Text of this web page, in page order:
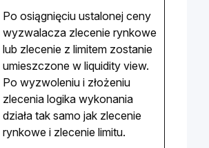
Po osiągnięciu ustalonej ceny
wyzwalacza zlecenie rynkowe
lub zlecenie z limitem zostanie
umieszczone w liquidity view.
Po wyzwoleniu i złożeniu
zlecenia logika wykonania
działa tak samo jak zlecenie
rynkowe i zlecenie limitu.